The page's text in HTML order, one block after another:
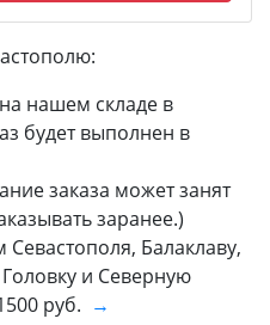
нашем складе в
будет выполнен в
заказа может занят
заранее.)
Балаклаву,
и Северную
руб. →